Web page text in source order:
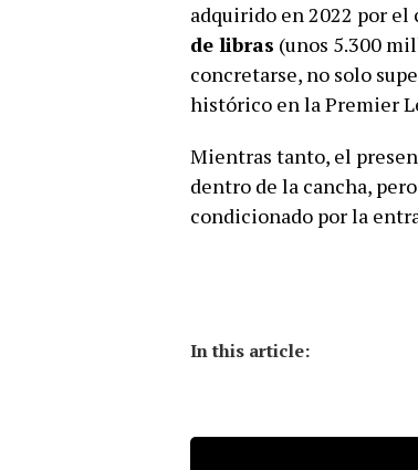
adquirido en 2022 por el
de libras (unos 5.300
concretarse, no solo
histórico en la Premier
Mientras tanto, el
dentro de la cancha,
condicionado por la
In this article: